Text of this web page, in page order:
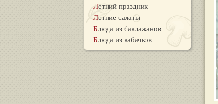
Летний праздник
Летние салаты
Блюда из баклажанов
Блюда из кабачков